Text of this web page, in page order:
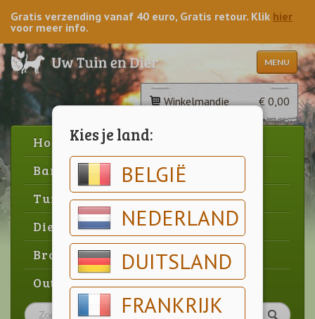
Kies je land:
BELGIË
NEDERLAND
DUITSLAND
FRANKRIJK
Gratis verzending vanaf 40 euro, Gratis retour. Klik hier
voor meer info.
MENU
Winkelmandje € 0,00
Home
Barbecue
Tuin
Dier
Brood & gebak
Outlet